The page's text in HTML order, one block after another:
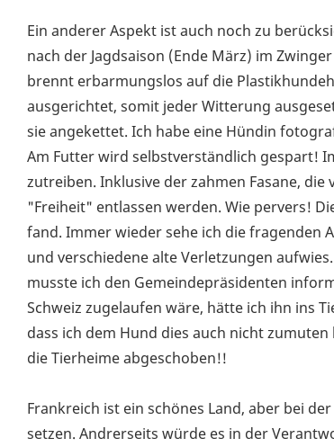
Ein anderer Aspekt ist auch noch zu
nach der Jagdsaison (Ende März) im
brennt erbarmungslos auf die
ausgerichtet, somit jeder Witterung
sie angekettet. Ich habe eine Hündin
Am Futter wird selbstverständlich gespart!
zutreiben. Inklusive der zahmen Fasane,
"Freiheit" entlassen werden. Wie pervers!
fand. Immer wieder sehe ich die fragenden
und verschiedene alte Verletzungen
musste ich den Gemeindepräsidenten
Schweiz zugelaufen wäre, hätte ich ihn ins
dass ich dem Hund dies auch nicht
die Tierheime abgeschoben!!
Frankreich ist ein schönes Land, aber bei
setzen. Andrerseits würde es in der